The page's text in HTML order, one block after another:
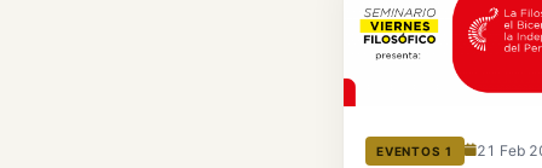
EVENTOS 1 21 Feb